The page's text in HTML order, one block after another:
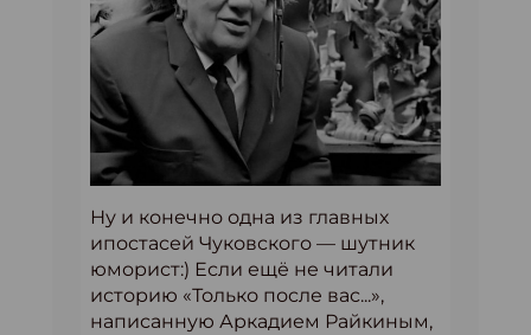
Ну и конечно одна из главных
ипостасей Чуковского — шутник
юморист:) Если ещё не читали
историю «Только после вас...»,
написанную Аркадием Райкиным,